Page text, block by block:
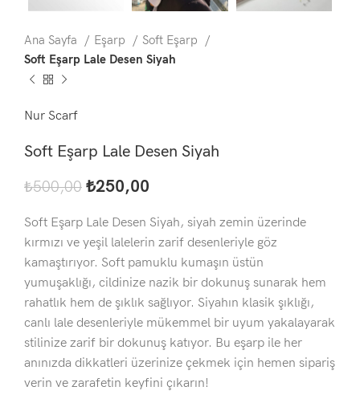
Ana Sayfa Eşarp
Soft Eşarp
Soft Eşarp Lale Desen Siyah
Nur Scarf
Soft Eşarp Lale Desen Siyah
₺500,00 ₺250,00
Soft Eşarp Lale Desen Siyah, siyah zemin üzerinde
kırmızı ve yeşil lalelerin zarif desenleriyle göz
kamaştırıyor. Soft pamuklu kumaşın üstün
yumuşaklığı, cildinize nazik bir dokunuş sunarak hem
rahatlık hem de şıklık sağlıyor. Siyahın klasik şıklığı,
canlı lale desenleriyle mükemmel bir uyum yakalayarak
stilinize zarif bir dokunuş katıyor. Bu eşarp ile her
anınızda dikkatleri üzerinize çekmek için hemen sipariş
verin ve zarafetin keyfini çıkarın!